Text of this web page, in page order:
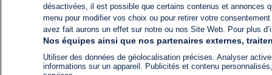
désactivées, il est possible que certains contenus et annonces
menu pour modifier vos choix ou pour retirer votre
avez fait aurons un effet sur notre ou nos Site Web. Pour plus
Nos équipes ainsi que nos partenaires externes,
Utiliser des données de géolocalisation précises. Analyser
informations sur un appareil. Publicités et contenu